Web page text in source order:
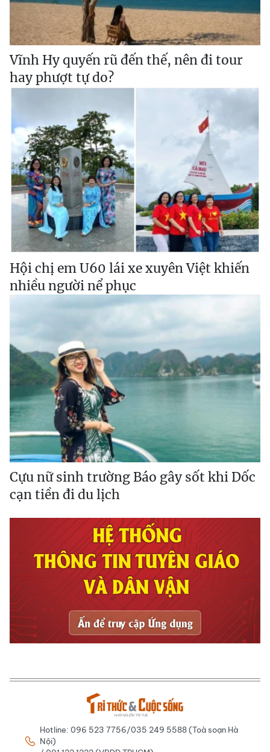
Vĩnh Hy quyến rũ đến thế, nên đi tour
hay phượt tự do?
Hội chị em U60 lái xe xuyên Việt khiến
nhiều người nể phục
Cựu nữ sinh trường Báo gây sốt khi Dốc
cạn tiền đi du lịch
Hotline: 096 523 7756/035 249 5588 (Toà soạn Hà
Nội)